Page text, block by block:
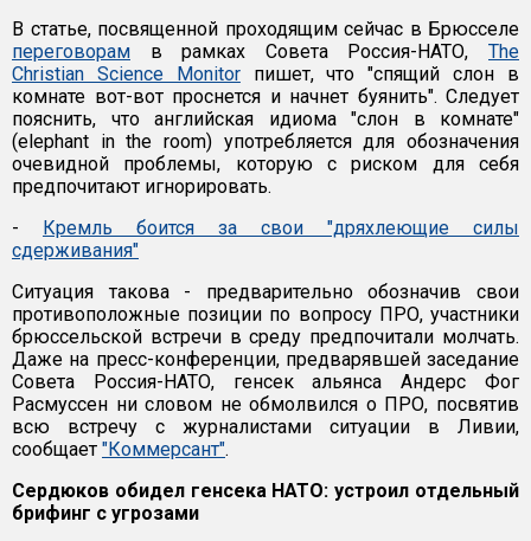
В статье, посвященной проходящим сейчас в Брюсселе
переговорам в рамках Совета Россия-НАТО, The
Christian Science Monitorпишет, что "спящий слон в
комнате вот-вот проснется и начнет буянить". Следует
пояснить, что английская идиома "слон в комнате"
(elephant in the room) употребляется для обозначения
очевидной проблемы, которую с риском для себя
предпочитают игнорировать.
- Кремль боится за свои "дряхлеющие силы
сдерживания"
Ситуация такова - предварительно обозначив свои
противоположные позиции по вопросу ПРО, участники
брюссельской встречи в среду предпочитали молчать.
Даже на пресс-конференции, предварявшей заседание
Совета Россия-НАТО, генсек альянса Андерс Фог
Расмуссен ни словом не обмолвился о ПРО, посвятив
всю встречу с журналистами ситуации в Ливии,
сообщает "Коммерсант".
Сердюков обидел генсека НАТО: устроил отдельный
брифинг с угрозами